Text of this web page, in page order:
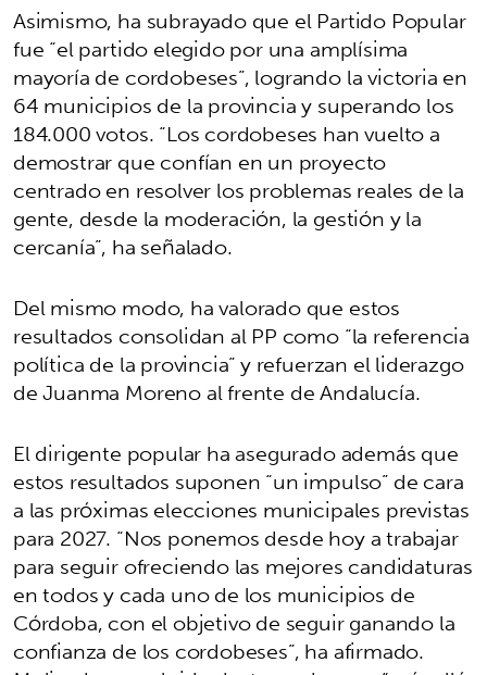
Asimismo, ha subrayado que el Partido Popular
fue “el partido elegido por una amplísima
mayoría de cordobeses”, logrando la victoria en
64 municipios de la provincia y superando los
184.000 votos. “Los cordobeses han vuelto a
demostrar que confían en un proyecto
centrado en resolver los problemas reales de la
gente, desde la moderación, la gestión y la
cercanía”, ha señalado.
Del mismo modo, ha valorado que estos
resultados consolidan al PP como “la referencia
política de la provincia” y refuerzan el liderazgo
de Juanma Moreno al frente de Andalucía.
El dirigente popular ha asegurado además que
estos resultados suponen “un impulso” de cara
a las próximas elecciones municipales previstas
para 2027. “Nos ponemos desde hoy a trabajar
para seguir ofreciendo las mejores candidaturas
en todos y cada uno de los municipios de
Córdoba, con el objetivo de seguir ganando la
confianza de los cordobeses”, ha afirmado.